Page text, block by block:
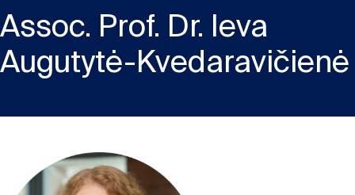
Assoc. Prof. Dr. Ieva
Augutytė-Kvedaravičienė